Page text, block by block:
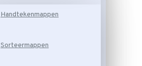
Handtekenmappen
Sorteermappen